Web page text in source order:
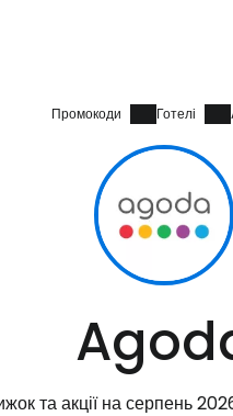
Промокоди Готелі
та акції на серпень